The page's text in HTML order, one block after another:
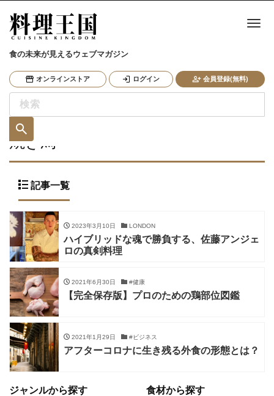
食の未来が見えるウェブマガジン
オンラインストア ログイン 会員登録(無料)
ナ
焼き鳥
記事一覧
2023年3月10日 LONDON
ハイブリッドな魂で勝負する、佐藤アンジェ
ロの真剣料理
2021年6月30日 #健康
【完全保存版】プロのための鶏部位図鑑
2021年1月29日 #ビジネス
アフターコロナに生き残る外食の形態とは？
ジャンルから探す 食材から探す